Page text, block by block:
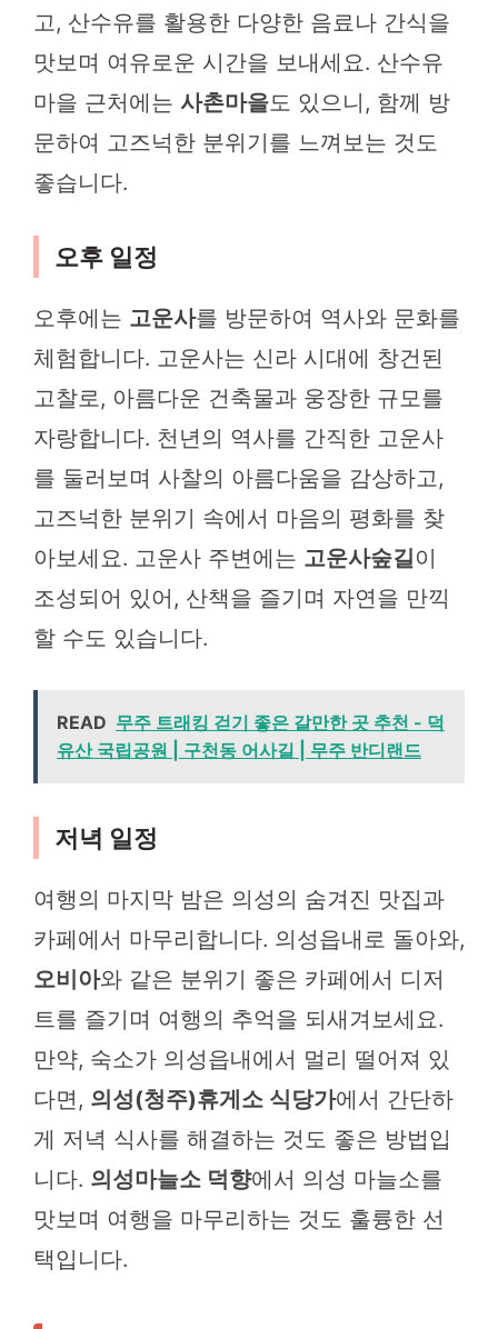
고, 산수유를 활용한 다양한 음료나 간식을
맛보며 여유로운 시간을 보내세요. 산수유
마을 근처에는 사촌마을도 있으니, 함께 방
문하여 고즈넉한 분위기를 느껴보는 것도
좋습니다.
오후 일정
오후에는 고운사를 방문하여 역사와 문화를
체험합니다. 고운사는 신라 시대에 창건된
고찰로, 아름다운 건축물과 웅장한 규모를
자랑합니다. 천년의 역사를 간직한 고운사
를 둘러보며 사찰의 아름다움을 감상하고,
고즈넉한 분위기 속에서 마음의 평화를 찾
아보세요. 고운사 주변에는 고운사숲길이
조성되어 있어, 산책을 즐기며 자연을 만끽
할 수도 있습니다.
READ 무주 트래킹 걷기 좋은 갈만한 곳 추천 - 덕
유산 국립공원 | 구천동 어사길 | 무주 반디랜드
저녁 일정
여행의 마지막 밤은 의성의 숨겨진 맛집과
카페에서 마무리합니다. 의성읍내로 돌아와,
오비아와 같은 분위기 좋은 카페에서 디저
트를 즐기며 여행의 추억을 되새겨보세요.
만약, 숙소가 의성읍내에서 멀리 떨어져 있
다면, 의성(청주)휴게소 식당가에서 간단하
게 저녁 식사를 해결하는 것도 좋은 방법입
니다. 의성마늘소 덕향에서 의성 마늘소를
맛보며 여행을 마무리하는 것도 훌륭한 선
택입니다.